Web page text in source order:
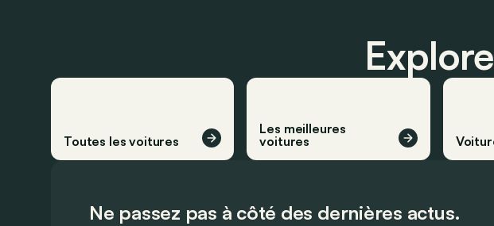
Toutes les voitures
Les meilleures
voitures
Ne passez pas à côté des dernières actus.